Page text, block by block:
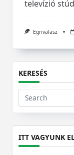
televízió
Egrivalasz
KERESÉS
Search
for:
ITT VAGYUNK